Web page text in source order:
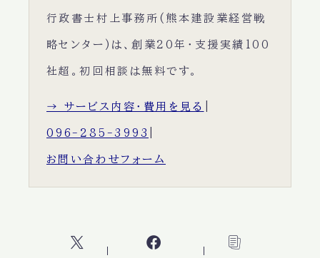
行政書士村上事務所(熊本建設業経営戦
略センター)は、創業20年・支援実績100
社超。初回相談は無料です。
→ サービス内容・費用を見る
096-285-3993
お問い合わせフォーム